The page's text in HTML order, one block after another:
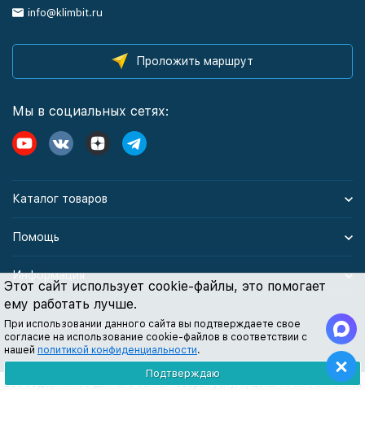
Этот сайт использует cookie-файлы, это помогает
ему работать лучше.
При использовании данного сайта вы подтверждаете свое
согласие на использование cookie-файлов в соответствии с
нашей политикой конфиденциальности.
Подтверждаю
info@klimbit.ru
Проложить маршрут
Мы в социальных сетях:
Каталог товаров
Помощь
Информация
Политика персональных данных
Все содержимое данного сайта: товары, услуги, цены на них, описания